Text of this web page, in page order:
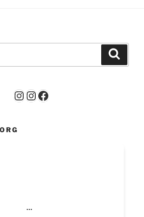
Instagram
Instagram
Facebook